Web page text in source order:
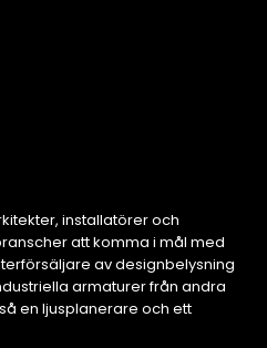
installatörer och
att komma i mål med
av designbelysning
armaturer från andra
en ljusplanerare och ett